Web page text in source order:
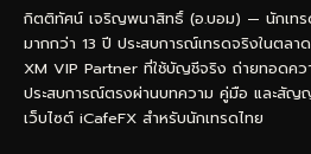
กิตติทัศน์ เจริญพนาสิทธิ์ (อ.บอม) — นักเท
มากกว่า 13 ปี ประสบการณ์เทรดจริงในตล
XM VIP Partner ที่ใช้บัญชีจริง ถ่ายทอดคว
ประสบการณ์ตรงผ่านบทความ คู่มือ และสัญ
เว็บไซต์ iCafeFX สำหรับนักเทรดไทย